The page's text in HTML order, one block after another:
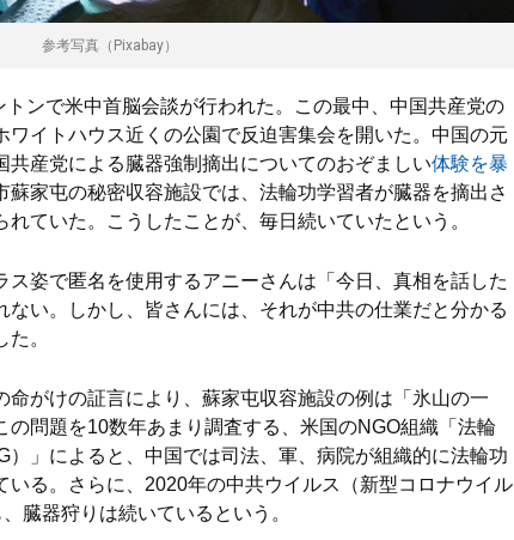
参考写真（Pixabay）
ンで米中首脳会談が行われた。この最中、中国共産党の
イトハウス近くの公園で反迫害集会を開いた。中国の元
産党による臓器強制摘出についてのおぞましい体験を暴
蘇家屯の秘密収容施設では、法輪功学習者が臓器を摘出さ
ていた。こうしたことが、毎日続いていたという。
姿で匿名を使用するアニーさんは「今日、真相を話した
い。しかし、皆さんには、それが中共の仕業だと分かる
。
命がけの証言により、蘇家屯収容施設の例は「氷山の一
の問題を10数年あまり調査する、米国のNGO組織「法輪
）」によると、中国では司法、軍、病院が組織的に法輪功
いる。さらに、2020年の中共ウイルス（新型コロナウイル
臓器狩りは続いているという。